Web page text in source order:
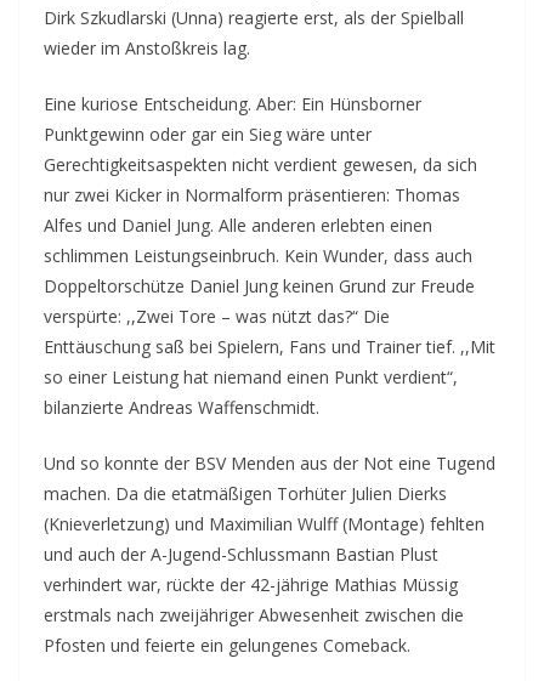
Dirk Szkudlarski (Unna) reagierte erst, als der Spielball
wieder im Anstoßkreis lag.
Eine kuriose Entscheidung. Aber: Ein Hünsborner
Punktgewinn oder gar ein Sieg wäre unter
Gerechtigkeitsaspekten nicht verdient gewesen, da sich
nur zwei Kicker in Normalform präsentieren: Thomas
Alfes und Daniel Jung. Alle anderen erlebten einen
schlimmen Leistungseinbruch. Kein Wunder, dass auch
Doppeltorschütze Daniel Jung keinen Grund zur Freude
verspürte: ,,Zwei Tore – was nützt das?“ Die
Enttäuschung saß bei Spielern, Fans und Trainer tief. ,,Mit
so einer Leistung hat niemand einen Punkt verdient“,
bilanzierte Andreas Waffenschmidt.
Und so konnte der BSV Menden aus der Not eine Tugend
machen. Da die etatmäßigen Torhüter Julien Dierks
(Knieverletzung) und Maximilian Wulff (Montage) fehlten
und auch der A-Jugend-Schlussmann Bastian Plust
verhindert war, rückte der 42-jährige Mathias Müssig
erstmals nach zweijähriger Abwesenheit zwischen die
Pfosten und feierte ein gelungenes Comeback.